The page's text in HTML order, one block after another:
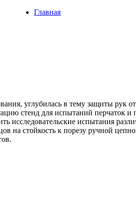
Главная
углубилась в тему защиты рук
стенд для испытаний перчаток и
исследовательские испытания
на стойкость к порезу ручной